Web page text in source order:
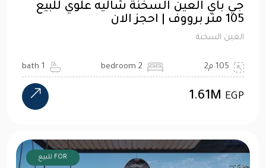
جي باي العين السخنة شاليه علوي للبيع
105 متر برووف | احجز الان
العين السخنة
105 م2 2 bedroom
1 bath
1.61M EGP
FOR للبيع